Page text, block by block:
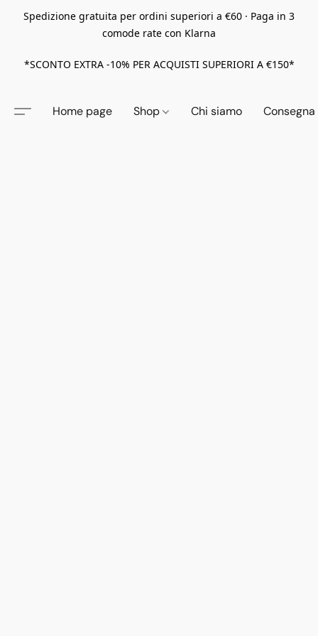
Spedizione gratuita per ordini superiori a €60 · Paga in 3
comode rate con Klarna
*SCONTO EXTRA -10% PER ACQUISTI SUPERIORI A €150*
Home page Shop Chi siamo Consegna